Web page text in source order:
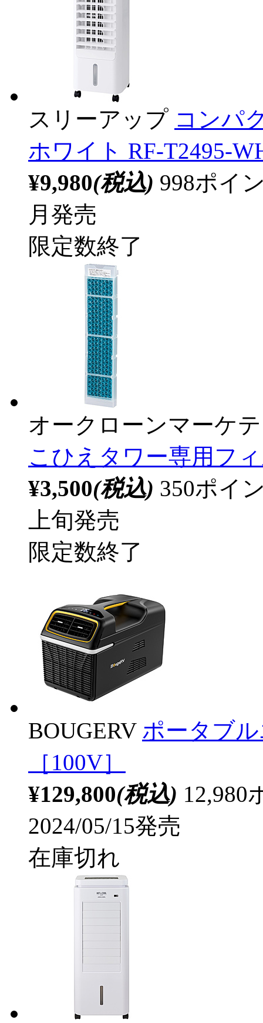
スリーアップ コンパ
ホワイト RF-T2495-
¥9,980(税込) 998ポイ
月発売
限定数終了
オークローンマーケ
こひえタワー専用フ
¥3,500(税込) 350ポイ
上旬発売
限定数終了
BOUGERV ポータブ
［100V］
¥129,800(税込) 12,980
2024/05/15発売
在庫切れ